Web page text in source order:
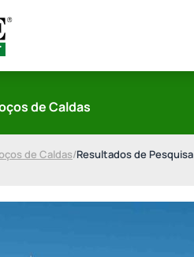
de Caldas
de Caldas/Resultados de Pesquisa